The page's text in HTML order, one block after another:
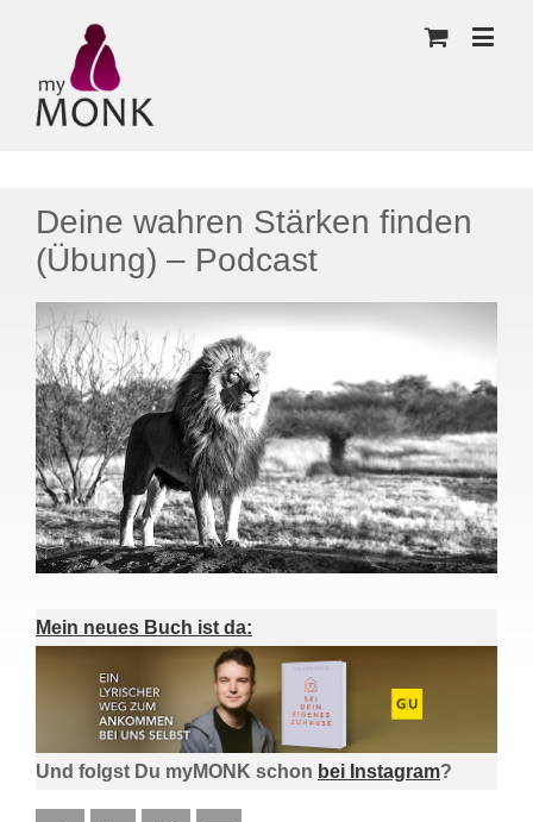
Deine wahren Stärken finden
(Übung) – Podcast
Mein neues Buch ist da:
Und folgst Du myMONK schon bei Instagram?